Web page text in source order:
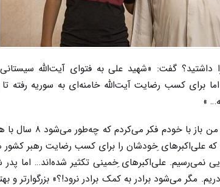
گفت: «شهید علی به فتوای آیت‌الله
برای کسب رضایت آیت‌الله خامنه‌ای به سوریه رفته
»
در این خانه همه چیز بر مبنای
علی‌اکبرهای ِخودشان را برای کسب رضایت رهبر کشور
نمی‌رسیم. علی‌اکبرهای ِخمینی تکثیر شده‌اند… اما
مگر می‌شود برادر به کمک برادر نرود!؟» بزرگوارتر و